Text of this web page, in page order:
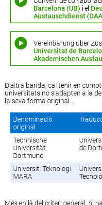
Barcelona (UB) i el
Austauschdienst
Vereinbarung über
Universitat de
Akademischen
D’altra banda, cal tenir en
universitats no s’adapten a la
la seva forma original.
Denominació
original
Technische
Universität
Dortmund
de
Universiti Teknologi
MARA
Més enllà del criteri general, hi